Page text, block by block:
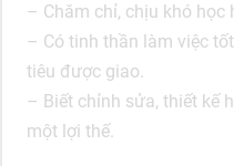
– Chăm chỉ, chịu khó học
– Có tinh thần làm việc
tiêu được giao.
– Biết chỉnh sửa, thiết kế
một lợi thế.